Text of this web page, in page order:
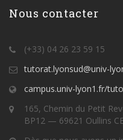
Nous contacter
(+33) 04 26 23 59 15
tutorat.lyonsud@univ-
campus.univ-lyon1.fr/
165, Chemin du Petit
BP12 — 69621 Oullins